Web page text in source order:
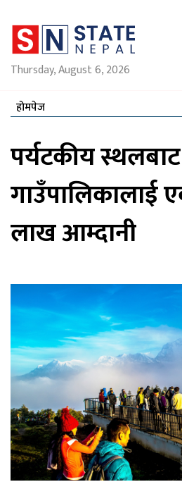
Thursday, August 6, 2026
होमपेज
पर्यटकीय
गाउँपालिकालाई
लाख आम्दानी